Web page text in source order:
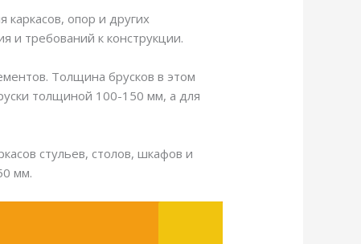
опор и других
и требований к конструкции.
Толщина брусков в этом
толщиной 100-150 мм, а для
стульев, столов, шкафов и
мм.